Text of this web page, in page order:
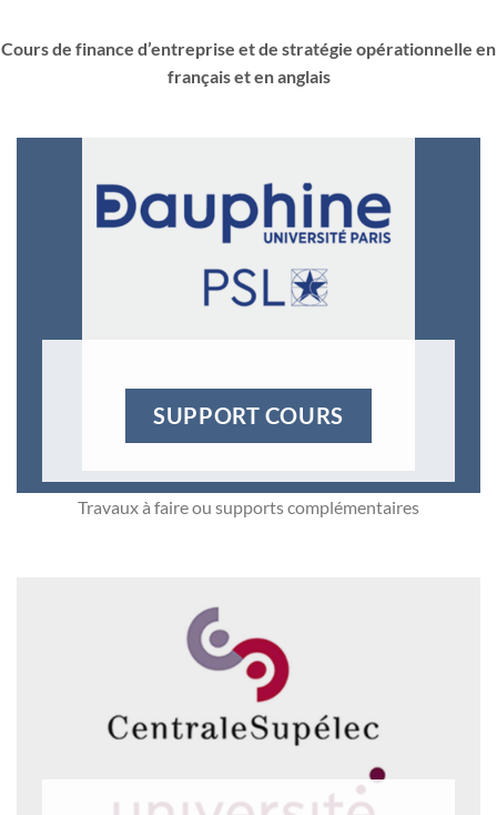
Cours de finance d’entreprise et de stratégie opérationnelle en
français et en anglais
SUPPORT COURS
Travaux à faire ou supports complémentaires